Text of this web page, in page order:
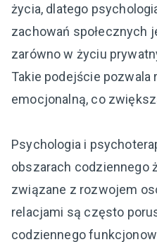
życia, dlatego
zachowań społecznych
zarówno w życiu
Takie podejście
emocjonalną, co
Psychologia i
obszarach codziennego
związane z rozwojem
relacjami są często
codziennego